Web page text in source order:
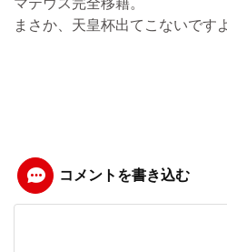
まさか、天皇杯出てこないです
コメントを書き込む